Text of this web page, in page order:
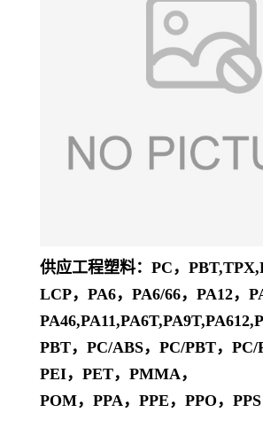
供应工程塑料：PC，
LCP，PA6，PA6/66，PA12，
PBT，PC/ABS，PC/PBT，PC/
PEI，PET，PMMA，
POM，PPA，PPE，PPO，